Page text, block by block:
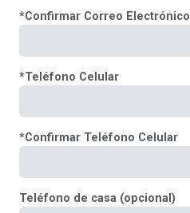
*Confirmar Correo Electrónico
*Teléfono Celular
*Confirmar Teléfono Celular
Teléfono de casa (opcional)